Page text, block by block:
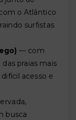
o Atlântico
surfistas
— com
praias mais
acesso e
busca